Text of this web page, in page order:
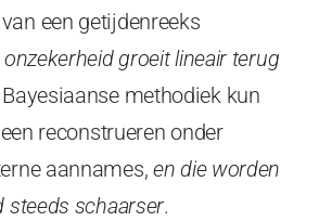
een getijdenreeks
onzekerheid groeit lineair terug
methodiek kun
reconstrueren onder
aannames, en die worden
steeds schaarser.